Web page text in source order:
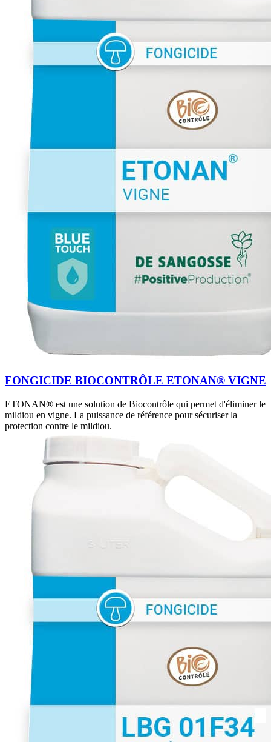
FONGICIDE BIOCONTRÔLE ETONAN® VIGNE
ETONAN® est une solution de Biocontrôle qui permet d'éliminer le
mildiou en vigne. La puissance de référence pour sécuriser la
protection contre le mildiou.